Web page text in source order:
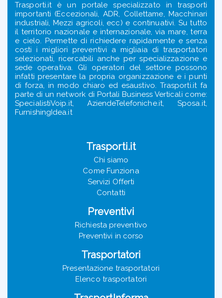
Trasporti.it è un portale specializzato in trasporti
importanti (Eccezionali, ADR, Collettame, Macchinari
industriali, Mezzi agricoli, ecc) e continuativi. Su tutto
il territorio nazionale e internazionale, via mare, terra
e cielo. Permette di richiedere rapidamente e senza
costi i migliori preventivi a migliaia di trasportatori
selezionati, ricercabili anche per specializzazione e
sede operativa. Gli operatori del settore possono
infatti presentare la propria organizzazione e i punti
di forza, in modo chiaro ed esaustivo. Trasporti.it fa
parte di un network di Portali Business Verticali come:
SpecialistiVoip.it, AziendeTelefoniche.it, Sposa.it,
FurnishingIdea.it
Trasporti.it
Chi siamo
Come Funziona
Servizi Offerti
Contatti
Preventivi
Richiesta preventivo
Preventivi in corso
Trasportatori
Presentazione trasportatori
Elenco trasportatori